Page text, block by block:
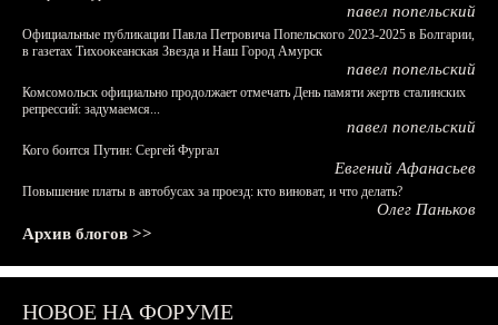
павел попельский
Официальные публикации Павла Петровича Попельского 2023-2025 в Болгарии,
в газетах Тихоокеанская Звезда и Наш Город Амурск
павел попельский
Комсомольск официально продолжает отмечать День памяти жертв сталинских
репрессий: задумаемся...
павел попельский
Кого боится Путин: Сергей Фургал
Евгений Афанасьев
Повышение платы в автобусах за проезд: кто виноват, и что делать?
Олег Паньков
Архив блогов >>
НОВОЕ НА ФОРУМЕ